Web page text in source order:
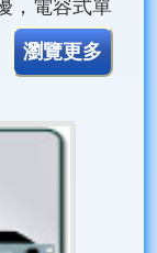
，電容式單
瀏覽更多